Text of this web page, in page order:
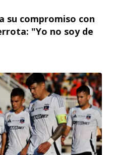
su compromiso con
"Yo no soy de